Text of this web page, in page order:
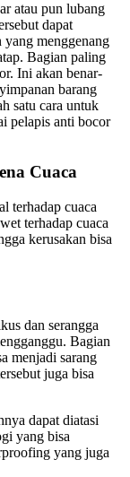
atau pun lubang
dapat
menggenang
Bagian paling
Ini akan benar-
barang
satu cara untuk
pelapis anti bocor
Cuaca
terhadap cuaca
terhadap cuaca
kerusakan bisa
dan serangga
Bagian
menjadi sarang
juga bisa
dapat diatasi
yang bisa
yang juga